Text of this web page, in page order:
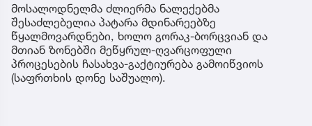
მოსალოდნელმა ძლიერმა ნალექებმა
შესაძლებელია პატარა მდინარეებზე
წყალმოვარდნები, ხოლო გორაკ-ბორცვიან და
მთიან ზონებში მეწყრულ-ღვარცოფული
პროცესების ჩასახვა-გაქტიურება გამოიწვიოს
(საფრთხის დონე საშუალო).